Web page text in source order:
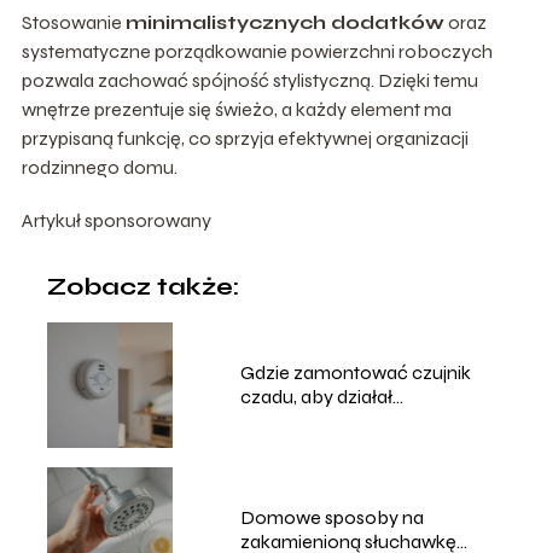
Stosowanie minimalistycznych dodatkóworaz
systematyczne porządkowanie powierzchni roboczych
pozwala zachować spójność stylistyczną. Dzięki temu
wnętrze prezentuje się świeżo, a każdy element ma
przypisaną funkcję, co sprzyja efektywnej organizacji
rodzinnego domu.
Artykuł sponsorowany
Zobacz także:
Gdzie zamontować czujnik
czadu, aby działał
Domowe sposoby na
zakamienioną słuchawkę